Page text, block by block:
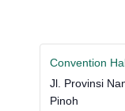
Convention
Jl. Provinsi
Pinoh